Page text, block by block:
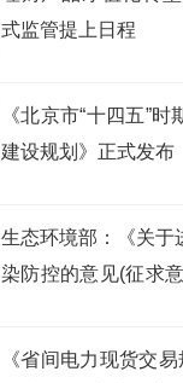
式监管提上日程
《北京市“十四五”
建设规划》正式发布
生态环境部：《关于
染防控的意见(征求
《省间电力现货交